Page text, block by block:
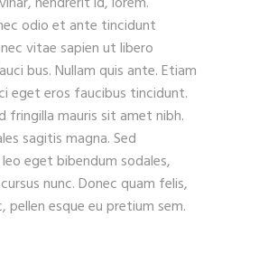
odio et ante tincidunt
vitae sapien ut libero
bus. Nullam quis ante. Etiam
eget eros faucibus tincidunt.
fringilla mauris sit amet nibh.
sagitis magna. Sed
eget bibendum sodales,
nunc. Donec quam felis,
pellen esque eu pretium sem.